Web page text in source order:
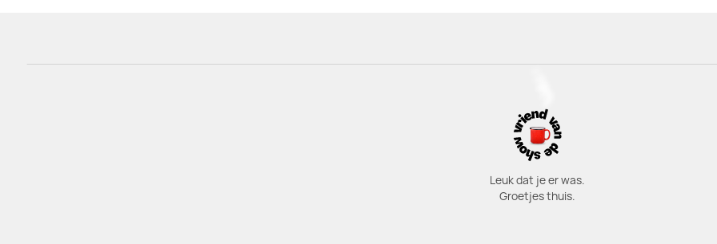
Leuk dat je er was.
Groetjes thuis.